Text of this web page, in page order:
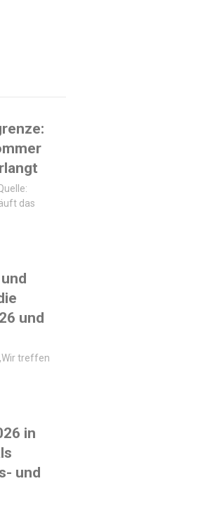
das
und
treffen
in
und